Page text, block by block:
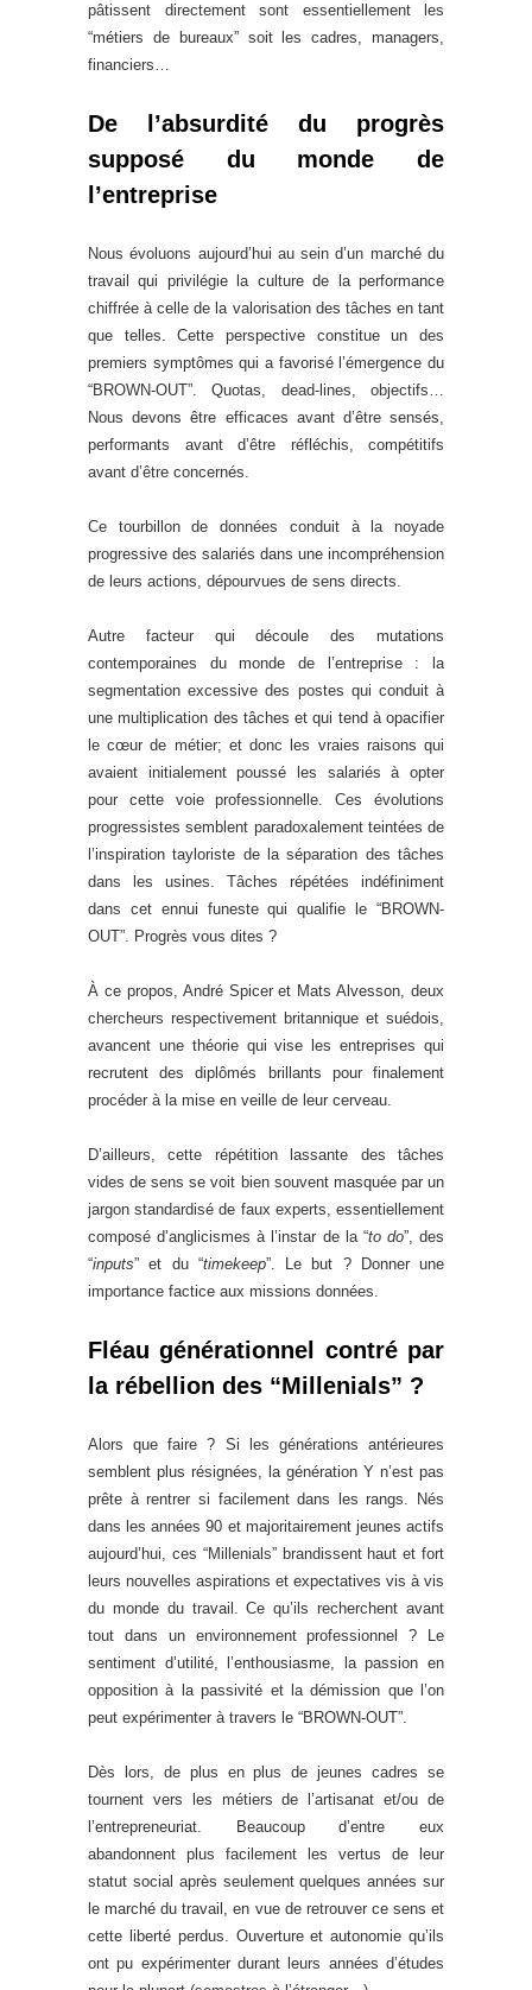
pâtissent directement sont essentiellement les
“métiers de bureaux” soit les cadres, managers,
financiers…
De l’absurdité du progrès
supposé du monde de
l’entreprise
Nous évoluons aujourd’hui au sein d’un marché du
travail qui privilégie la culture de la performance
chiffrée à celle de la valorisation des tâches en tant
que telles. Cette perspective constitue un des
premiers symptômes qui a favorisé l’émergence du
“BROWN-OUT”. Quotas, dead-lines, objectifs…
Nous devons être efficaces avant d’être sensés,
performants avant d’être réfléchis, compétitifs
avant d’être concernés.
Ce tourbillon de données conduit à la noyade
progressive des salariés dans une incompréhension
de leurs actions, dépourvues de sens directs.
Autre facteur qui découle des mutations
contemporaines du monde de l’entreprise : la
segmentation excessive des postes qui conduit à
une multiplication des tâches et qui tend à opacifier
le cœur de métier; et donc les vraies raisons qui
avaient initialement poussé les salariés à opter
pour cette voie professionnelle. Ces évolutions
progressistes semblent paradoxalement teintées de
l’inspiration tayloriste de la séparation des tâches
dans les usines. Tâches répétées indéfiniment
dans cet ennui funeste qui qualifie le “BROWN-
OUT”. Progrès vous dites ?
À ce propos, André Spicer et Mats Alvesson, deux
chercheurs respectivement britannique et suédois,
avancent une théorie qui vise les entreprises qui
recrutent des diplômés brillants pour finalement
procéder à la mise en veille de leur cerveau.
D’ailleurs, cette répétition lassante des tâches
vides de sens se voit bien souvent masquée par un
jargon standardisé de faux experts, essentiellement
composé d’anglicismes à l’instar de la “to do”, des
“inputs” et du “timekeep”. Le but ? Donner une
importance factice aux missions données.
Fléau générationnel contré par
la rébellion des “Millenials” ?
Alors que faire ? Si les générations antérieures
semblent plus résignées, la génération Y n’est pas
prête à rentrer si facilement dans les rangs. Nés
dans les années 90 et majoritairement jeunes actifs
aujourd’hui, ces “Millenials” brandissent haut et fort
leurs nouvelles aspirations et expectatives vis à vis
du monde du travail. Ce qu’ils recherchent avant
tout dans un environnement professionnel ? Le
sentiment d’utilité, l’enthousiasme, la passion en
opposition à la passivité et la démission que l’on
peut expérimenter à travers le “BROWN-OUT”.
Dès lors, de plus en plus de jeunes cadres se
tournent vers les métiers de l’artisanat et/ou de
l’entrepreneuriat. Beaucoup d’entre eux
abandonnent plus facilement les vertus de leur
statut social après seulement quelques années sur
le marché du travail, en vue de retrouver ce sens et
cette liberté perdus. Ouverture et autonomie qu’ils
ont pu expérimenter durant leurs années d’études